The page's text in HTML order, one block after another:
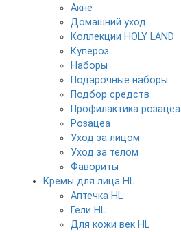
Акне
Домашний уход
Коллекции HOLY LAND
Купероз
Наборы
Подарочные наборы
Подбор средств
Профилактика розацеа
Розацеа
Уход за лицом
Уход за телом
Фавориты
Кремы для лица HL
Аптечка HL
Гели HL
Для кожи век HL